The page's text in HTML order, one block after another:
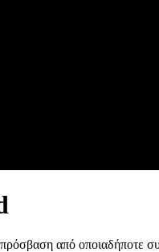
από οποιαδήποτε